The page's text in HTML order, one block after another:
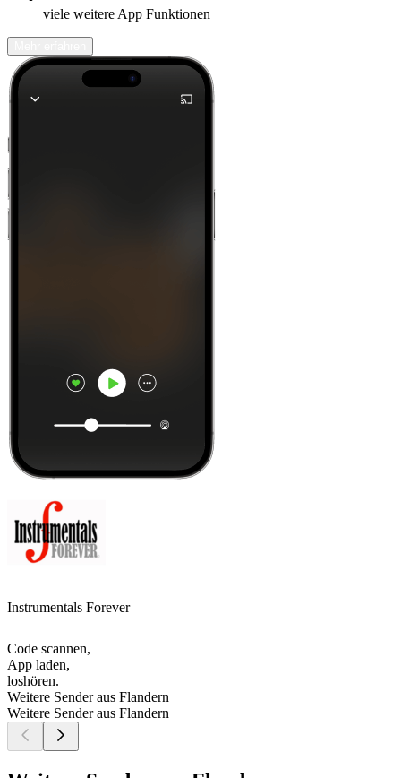
viele weitere App Funktionen
Instrumentals Forever
Code scannen,
App laden,
loshören.
Weitere Sender aus Flandern
Weitere Sender aus Flandern